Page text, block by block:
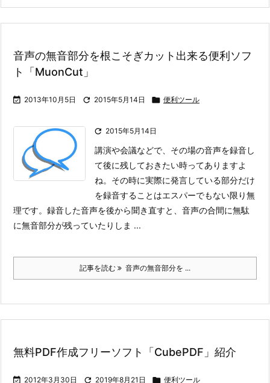
音声の無音部分を根こそぎカット出来る便利ソフ
ト「MuonCut」
 2013年10月5日  2015年5月14日  便利ツール
 2015年5月14日
講演や会議などで、その場の音声を録音し
て後に残しておきたい時ってありますよ
ね。その時に実際に発言している部分だけ
を録音することはエスパーでもない限り無
理です。録音した音声を後から聞き直すと、音声の合間に無駄
に無音部分が残っていたりしま ...
記事を読む 音声の無音部分を ...
無料PDF作成フリーソフト「CubePDF」紹介
 2012年3月30日  2019年8月21日  便利ツール